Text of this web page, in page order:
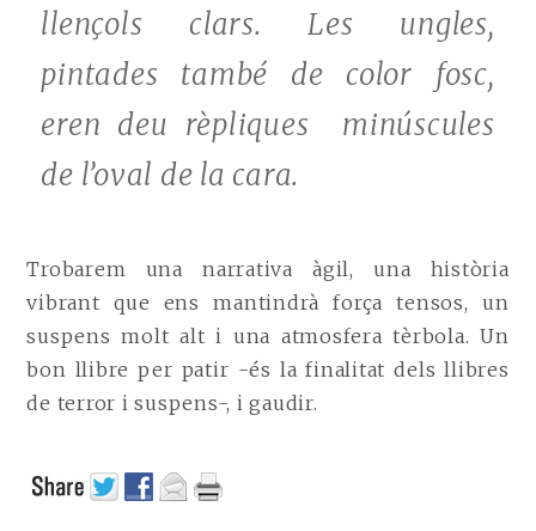
llençols clars. Les ungles,
pintades també de color fosc,
eren deu rèpliques minúscules
de l’oval de la cara.
Trobarem una narrativa àgil, una història
vibrant que ens mantindrà força tensos, un
suspens molt alt i una atmosfera tèrbola. Un
bon llibre per patir -és la finalitat dels llibres
de terror i suspens-, i gaudir.